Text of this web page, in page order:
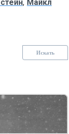
, Майкл